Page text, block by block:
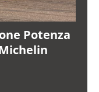
Potenza